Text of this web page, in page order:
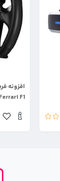
افزونه
F1